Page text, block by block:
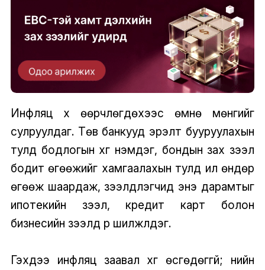
Инфляц хүү өөрчлөгдөхээс өмнө мөнгийг
сулруулдаг. Төв банкууд эрэлт бууруулахын
тулд бодлогын хүүг нэмдэг, бондын зах зээл
бодит өгөөжийг хамгаалахын тулд илүү өндөр
өгөөж шаардаж, зээлдүүлэгчид энэ дарамтыг
ипотекийн зээл, кредит карт болон
бизнесийн зээлүүд рүү шилжүүлдэг.
Гэхдээ инфляц заавал хүүг өсгөдөггүй; үнийн